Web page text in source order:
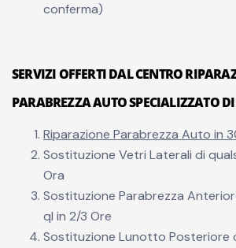
conferma)
SERVIZI OFFERTI DAL CENTRO
PARABREZZA AUTO SPECIALIZZATO
Riparazione Parabrezza Auto in
Sostituzione Vetri Laterali di
Ora
Sostituzione Parabrezza
ql in 2/3 Ore
Sostituzione Lunotto Posteriore